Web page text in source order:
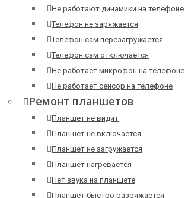
Не работают динамики на телефоне
Телефон не заряжается
Телефон сам перезагружается
Телефон сам отключается
Не работает микрофон на телефоне
Не работает сенсор на телефоне
Ремонт планшетов
Планшет не видит
Планшет не включается
Планшет не загружается
Планшет нагревается
Нет звука на планшете
Планшет быстро разряжается